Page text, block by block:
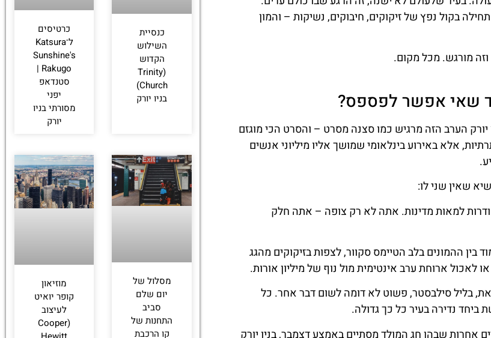
מתחילה בקול נפץ של זיקוקים, חיבוקים, נשיקות – והמון
מורגש. מכל מקום.
שאי אפשר לפספס?
הערב הזה מרגיש כמו סצנה מסרט – והסרט הכי מוגזם
אלא באירוע בינלאומי שמושך אליו מיליוני אנשים
שאין שני לו:
למאות מדינות. אתה לא רק צופה – אתה חלק
בין ההמונים בלב הטיימס סקוור, לצפות בזיקוקים מהגג
לאכול ארוחת ערב אינטימית מול נוף של מיליון אורות.
בליל סילבסטר, פשוט לא דומה לשום דבר אחר. כל
נדירה בעיר כל כך גדולה.
אחרות שבהן חג המולד מסתיים באמצע דצמבר, בניו יורק
כנסיית
השילוש
הקדוש
(Trinity
Church)
בניו יורק
כרטיסים
ל־Katsura
Sunshine's
Rakugo |
סטנדאפ
יפני
מסורתי בניו
יורק
מסלול של
יום שלם
סביב
התחנות של
קו הרכבת
מוזיאון
קופר יואיט
לעיצוב
(Cooper